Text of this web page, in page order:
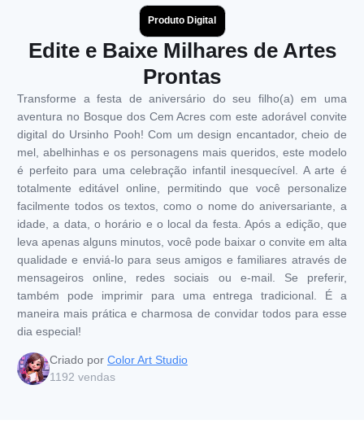
Produto Digital
Edite e Baixe Milhares de Artes
Prontas
Transforme a festa de aniversário do seu filho(a) em uma
aventura no Bosque dos Cem Acres com este adorável convite
digital do Ursinho Pooh! Com um design encantador, cheio de
mel, abelhinhas e os personagens mais queridos, este modelo
é perfeito para uma celebração infantil inesquecível. A arte é
totalmente editável online, permitindo que você personalize
facilmente todos os textos, como o nome do aniversariante, a
idade, a data, o horário e o local da festa. Após a edição, que
leva apenas alguns minutos, você pode baixar o convite em alta
qualidade e enviá-lo para seus amigos e familiares através de
mensageiros online, redes sociais ou e-mail. Se preferir,
também pode imprimir para uma entrega tradicional. É a
maneira mais prática e charmosa de convidar todos para esse
dia especial!
Criado por Color Art Studio
1192 vendas